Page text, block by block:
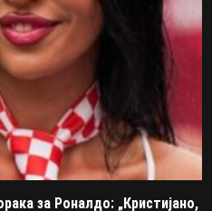
за Роналдо: „Кристијано,